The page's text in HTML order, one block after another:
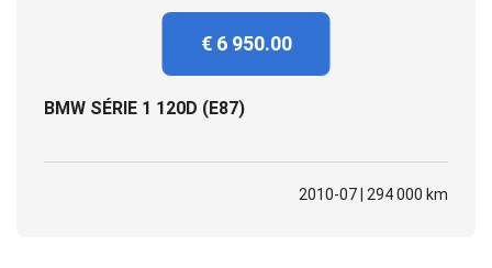
€ 6 950.00
BMW SÉRIE 1 120D (E87)
2010-07 | 294 000 km